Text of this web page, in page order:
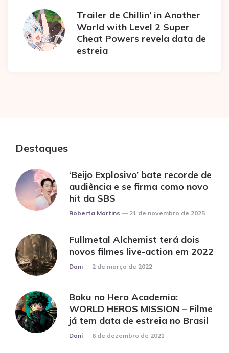
Trailer de Chillin’ in Another
World with Level 2 Super
Cheat Powers revela data de
estreia
Destaques
‘Beijo Explosivo’ bate recorde de
audiência e se firma como novo
hit da SBS
Posted
Roberta Martins 21 de novembro de 2025
Fullmetal Alchemist terá dois
novos filmes live-action em 2022
Posted
Dani 2 de março de 2022
Boku no Hero Academia:
WORLD HEROS MISSION – Filme
já tem data de estreia no Brasil
Posted
Dani 6 de dezembro de 2021